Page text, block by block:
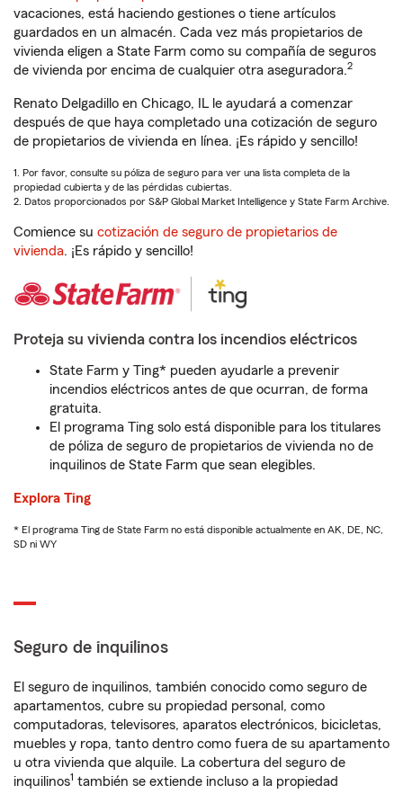
vacaciones, está haciendo gestiones o tiene artículos
guardados en un almacén. Cada vez más propietarios de
vivienda eligen a State Farm como su compañía de seguros
de vivienda por encima de cualquier otra aseguradora.2
Renato Delgadillo en Chicago, IL le ayudará a comenzar
después de que haya completado una cotización de seguro
de propietarios de vivienda en línea. ¡Es rápido y sencillo!
1. Por favor, consulte su póliza de seguro para ver una lista completa de la
propiedad cubierta y de las pérdidas cubiertas.
2. Datos proporcionados por S&P Global Market Intelligence y State Farm Archive.
Comience su cotización de seguro de propietarios de
vivienda. ¡Es rápido y sencillo!
Proteja su vivienda contra los incendios eléctricos
State Farm y Ting* pueden ayudarle a prevenir
incendios eléctricos antes de que ocurran, de forma
gratuita.
El programa Ting solo está disponible para los titulares
de póliza de seguro de propietarios de vivienda no de
inquilinos de State Farm que sean elegibles.
Explora Ting
* El programa Ting de State Farm no está disponible actualmente en AK, DE, NC,
SD ni WY
Seguro de inquilinos
El seguro de inquilinos, también conocido como seguro de
apartamentos, cubre su propiedad personal, como
computadoras, televisores, aparatos electrónicos, bicicletas,
muebles y ropa, tanto dentro como fuera de su apartamento
u otra vivienda que alquile. La cobertura del seguro de
inquilinos1 también se extiende incluso a la propiedad